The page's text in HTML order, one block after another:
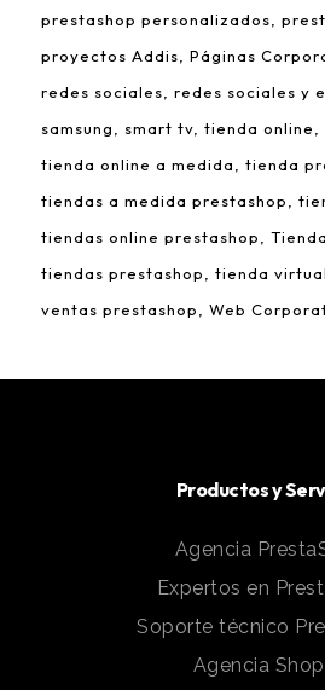
prestashop personalizados
proyectos Addis
Páginas
redes sociales
redes sociales y
samsung
smart tv tienda online
tienda online a medida
tienda
tiendas a medida prestashop
tiendas online prestashop
tiendas prestashop
tienda virtual
ventas prestashop
Web
Productos y
Agencia
Expertos en
Soporte técnico
Agencia